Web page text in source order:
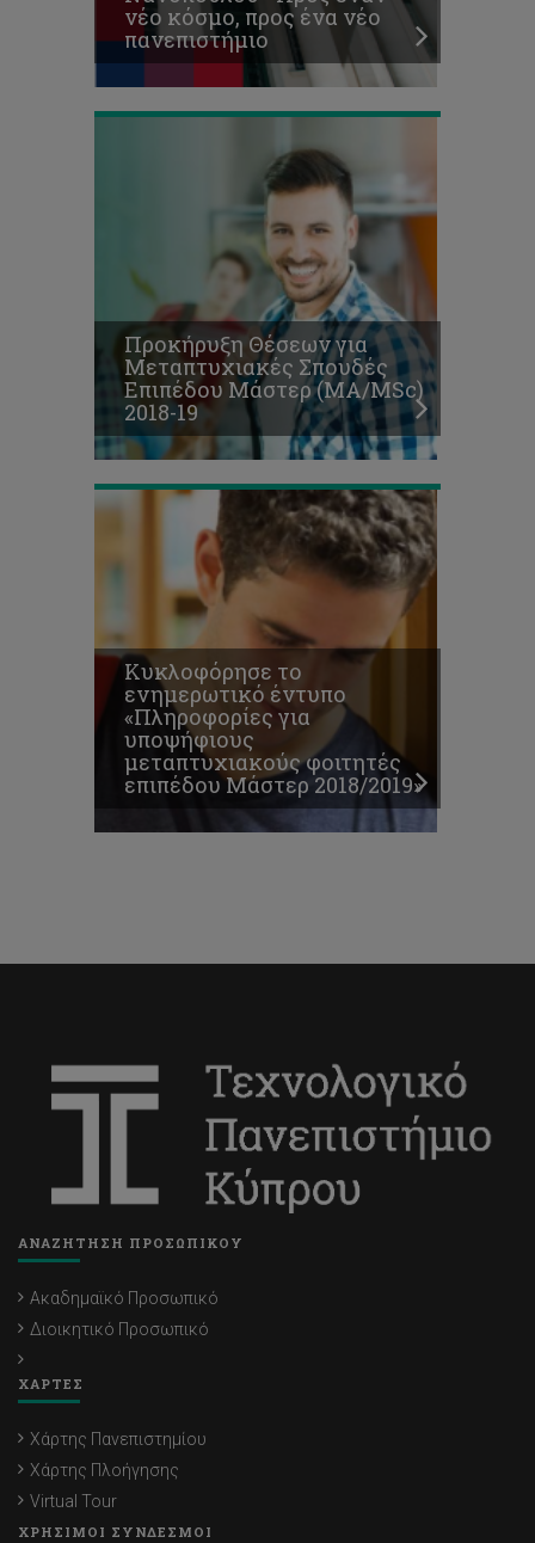
νέο κόσμο, προς ένα νέο
πανεπιστήμιο
(ΜΑ/MSc)
2018-
19
Προκήρυξη Θέσεων για
Μεταπτυχιακές Σπουδές
Επιπέδου Μάστερ (ΜΑ/MSc)
2018-19
Κυκλοφόρησε
ενημερωτικό
«Πληροφορίες
για
υποψήφιους
μεταπτυχιακούς
φοιτητές
επιπέδου
Μάστερ
2018/2019»
Κυκλοφόρησε το
ενημερωτικό έντυπο
«Πληροφορίες για
υποψήφιους
μεταπτυχιακούς φοιτητές
επιπέδου Μάστερ 2018/2019»
ΑΝΑΖΗΤΗΣΗ ΠΡΟΣΩΠΙΚΟΥ
Ακαδημαϊκό Προσωπικό
Διοικητικό Προσωπικό
ΧΑΡΤΕΣ
Χάρτης Πανεπιστημίου
Χάρτης Πλοήγησης
Virtual Tour
ΧΡΗΣΙΜΟΙ ΣΥΝΔΕΣΜΟΙ